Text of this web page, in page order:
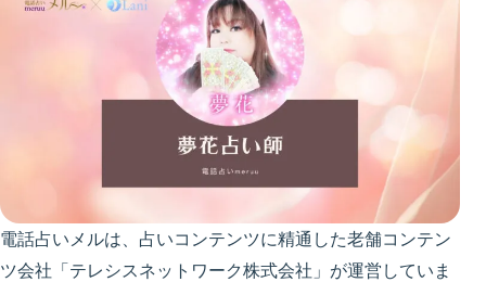
電話占いメルは、占いコンテンツに精通した老舗コンテン
ツ会社「テレシスネットワーク株式会社」が運営していま